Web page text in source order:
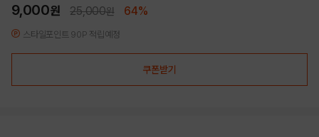
9,000원 25,000원 64%
스타일포인트 90P 적립예정
쿠폰받기